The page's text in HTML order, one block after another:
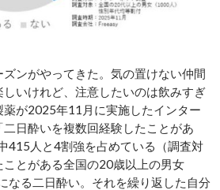
ンがやってきた。気の置けない仲間
いけれど、注意したいのは飲みすぎ
薬が2025年11月に実施したインター
日酔いを複数回経験したことがあ
415人と4割強を占めている（調査対
とがある全国の20歳以上の男女
なる二日酔い。それを繰り返した自分